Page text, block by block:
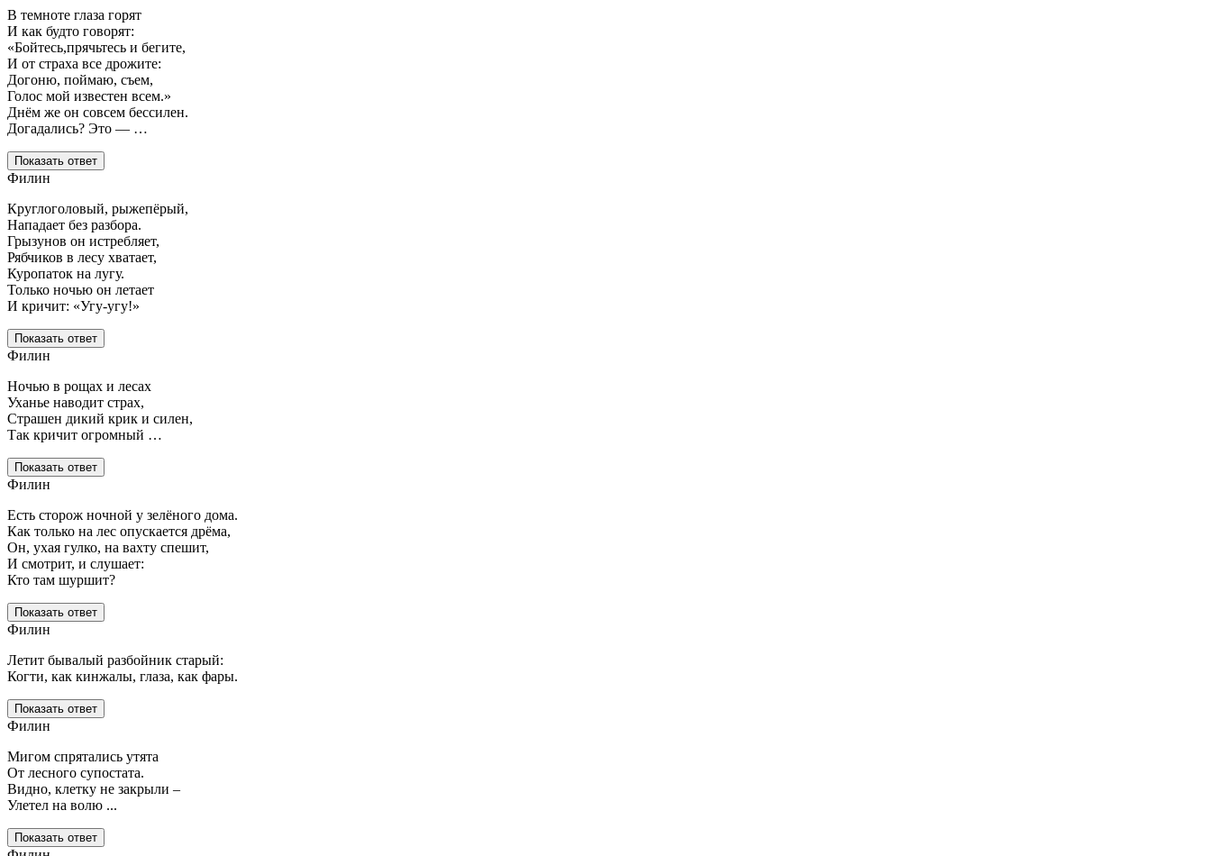
В темноте глаза горят
И как будто говорят:
«Бойтесь,прячьтесь и бегите,
И от страха все дрожите:
Догоню, поймаю, съем,
Голос мой известен всем.»
Днём же он совсем бессилен.
Догадались? Это — …
Показать ответ
Филин
Круглоголовый, рыжепёрый,
Нападает без разбора.
Грызунов он истребляет,
Рябчиков в лесу хватает,
Куропаток на лугу.
Только ночью он летает
И кричит: «Угу-угу!»
Показать ответ
Филин
Ночью в рощах и лесах
Уханье наводит страх,
Страшен дикий крик и силен,
Так кричит огромный …
Показать ответ
Филин
Есть сторож ночной у зелёного дома.
Как только на лес опускается дрёма,
Он, ухая гулко, на вахту спешит,
И смотрит, и слушает:
Кто там шуршит?
Показать ответ
Филин
Летит бывалый разбойник старый:
Когти, как кинжалы, глаза, как фары.
Показать ответ
Филин
Мигом спрятались утята
От лесного супостата.
Видно, клетку не закрыли –
Улетел на волю ...
Показать ответ